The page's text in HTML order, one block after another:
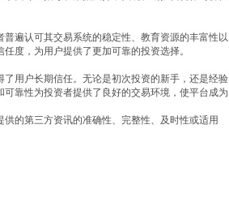
遍认可其交易系统的稳定性、教育资源的丰富性以
度，为用户提供了更加可靠的投资选择。
用户长期信任。无论是初次投资的新手，还是经验
靠性为投资者提供了良好的交易环境，使平台成为
的第三方资讯的准确性、完整性、及时性或适用